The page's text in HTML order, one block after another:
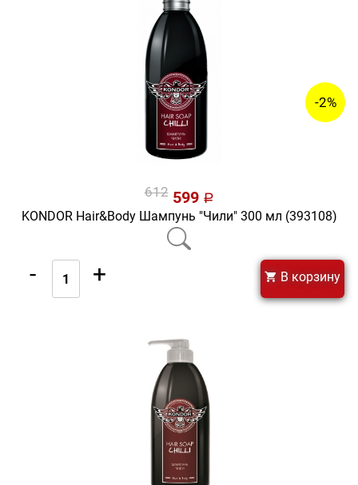
-2%
612599 a
KONDOR Hair&Body Шампунь "Чили" 300 мл (393108)
- + В корзину